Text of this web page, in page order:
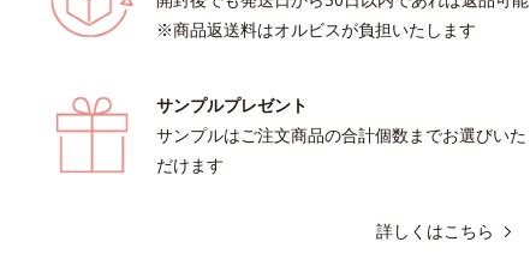
※商品返送料はオルビスが負担いたします
サンプルプレゼント
サンプルはご注文商品の合計個数までお選びいた
だけます
詳しくはこちら